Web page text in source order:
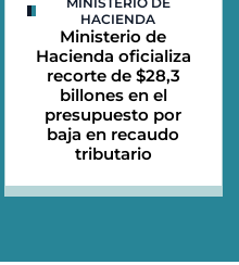
HACIENDA
Ministerio de
Hacienda oficializa
recorte de $28,3
billones en el
presupuesto por
baja en recaudo
tributario